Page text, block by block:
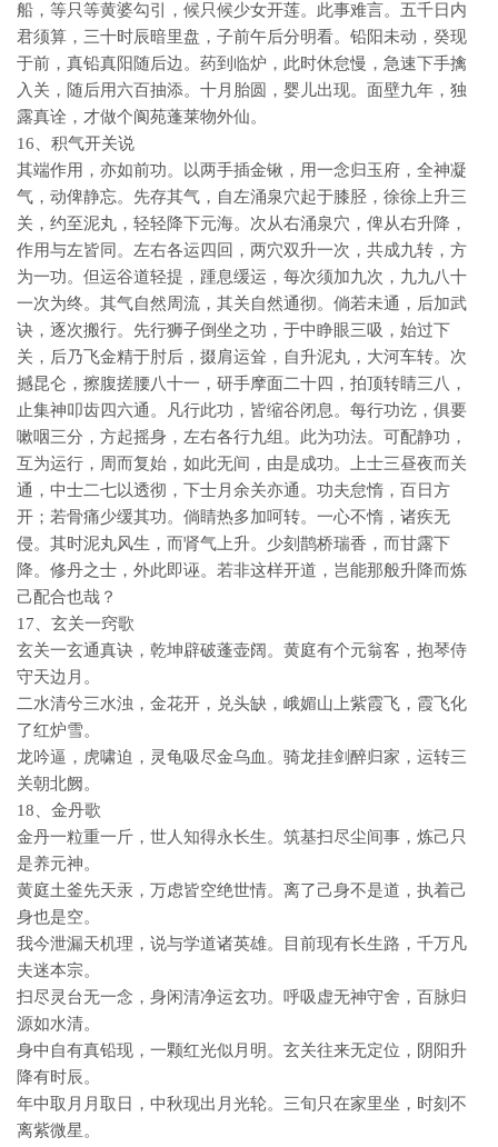
船，等只等黄婆勾引，候只候少女开莲。此事难言。五千日内
君须算，三十时辰暗里盘，子前午后分明看。铅阳未动，癸现
于前，真铅真阳随后边。药到临炉，此时休怠慢，急速下手擒
入关，随后用六百抽添。十月胎圆，婴儿出现。面壁九年，独
露真诠，才做个阆苑蓬莱物外仙。
16、积气开关说
其端作用，亦如前功。以两手插金锹，用一念归玉府，全神凝
气，动俾静忘。先存其气，自左涌泉穴起于膝胫，徐徐上升三
关，约至泥丸，轻轻降下元海。次从右涌泉穴，俾从右升降，
作用与左皆同。左右各运四回，两穴双升一次，共成九转，方
为一功。但运谷道轻提，踵息缓运，每次须加九次，九九八十
一次为终。其气自然周流，其关自然通彻。倘若未通，后加武
诀，逐次搬行。先行狮子倒坐之功，于中睁眼三吸，始过下
关，后乃飞金精于肘后，掇肩运耸，自升泥丸，大河车转。次
撼昆仑，擦腹搓腰八十一，研手摩面二十四，拍顶转睛三八，
止集神叩齿四六通。凡行此功，皆缩谷闭息。每行功讫，俱要
嗽咽三分，方起摇身，左右各行九组。此为功法。可配静功，
互为运行，周而复始，如此无间，由是成功。上士三昼夜而关
通，中士二七以透彻，下士月余关亦通。功夫怠惰，百日方
开；若骨痛少缓其功。倘睛热多加呵转。一心不惰，诸疾无
侵。其时泥丸风生，而肾气上升。少刻鹊桥瑞香，而甘露下
降。修丹之士，外此即诬。若非这样开道，岂能那般升降而炼
己配合也哉？
17、玄关一窍歌
玄关一玄通真诀，乾坤辟破蓬壶阔。黄庭有个元翁客，抱琴侍
守天边月。
二水清兮三水浊，金花开，兑头缺，峨媚山上紫霞飞，霞飞化
了红炉雪。
龙吟逼，虎啸迫，灵龟吸尽金乌血。骑龙挂剑醉归家，运转三
关朝北阙。
18、金丹歌
金丹一粒重一斤，世人知得永长生。筑基扫尽尘间事，炼己只
是养元神。
黄庭土釜先天汞，万虑皆空绝世情。离了己身不是道，执着己
身也是空。
我今泄漏天机理，说与学道诸英雄。目前现有长生路，千万凡
夫迷本宗。
扫尽灵台无一念，身闲清净运玄功。呼吸虚无神守舍，百脉归
源如水清。
身中自有真铅现，一颗红光似月明。玄关往来无定位，阴阳升
降有时辰。
年中取月月取日，中秋现出月光轮。三旬只在家里坐，时刻不
离紫微星。